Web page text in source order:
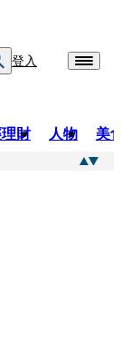
登入
財 人物 美